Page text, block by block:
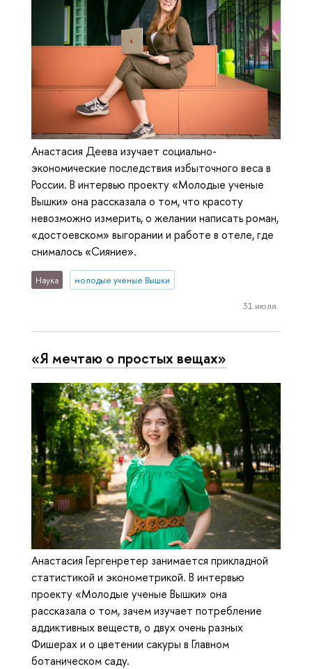
Анастасия Деева изучает социально-
экономические последствия избыточного веса в
России. В интервью проекту «Молодые ученые
Вышки» она рассказала о том, что красоту
невозможно измерить, о желании написать роман,
«достоевском» выгорании и работе в отеле, где
снималось «Сияние».
Наука молодые ученые Вышки
31 июля
«Я мечтаю о простых вещах»
Анастасия Гергенретер занимается прикладной
статистикой и эконометрикой. В интервью
проекту «Молодые ученые Вышки» она
рассказала о том, зачем изучает потребление
аддиктивных веществ, о двух очень разных
Фишерах и о цветении сакуры в Главном
ботаническом саду.